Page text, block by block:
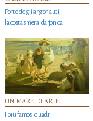
Porto degli argonauti,
la costa smeralda jonica
UN MARE DI ARTE
I più famosi quadri